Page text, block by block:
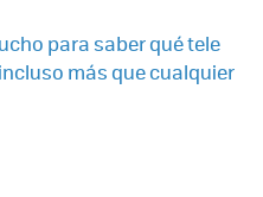
para saber qué tele
más que cualquier